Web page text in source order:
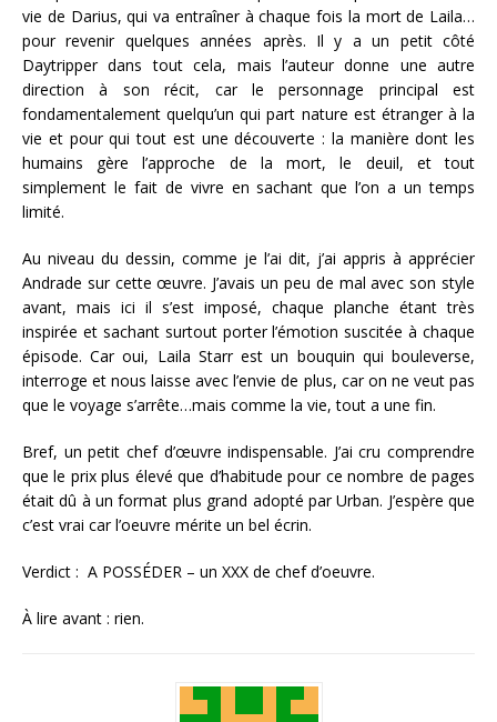
vie de Darius, qui va entraîner à chaque fois la mort de Laila…
pour revenir quelques années après. Il y a un petit côté
Daytripper dans tout cela, mais l’auteur donne une autre
direction à son récit, car le personnage principal est
fondamentalement quelqu’un qui part nature est étranger à la
vie et pour qui tout est une découverte : la manière dont les
humains gère l’approche de la mort, le deuil, et tout
simplement le fait de vivre en sachant que l’on a un temps
limité.
Au niveau du dessin, comme je l’ai dit, j’ai appris à apprécier
Andrade sur cette œuvre. J’avais un peu de mal avec son style
avant, mais ici il s’est imposé, chaque planche étant très
inspirée et sachant surtout porter l’émotion suscitée à chaque
épisode. Car oui, Laila Starr est un bouquin qui bouleverse,
interroge et nous laisse avec l’envie de plus, car on ne veut pas
que le voyage s’arrête…mais comme la vie, tout a une fin.
Bref, un petit chef d’œuvre indispensable. J’ai cru comprendre
que le prix plus élevé que d’habitude pour ce nombre de pages
était dû à un format plus grand adopté par Urban. J’espère que
c’est vrai car l’oeuvre mérite un bel écrin.
Verdict : A POSSÉDER – un XXX de chef d’oeuvre.
À lire avant : rien.